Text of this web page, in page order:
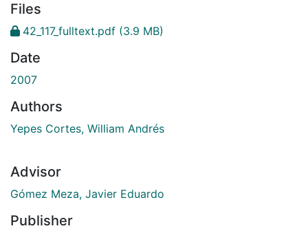
Files
42_117_fulltext.pdf (3.9 MB)
Date
2007
Authors
Yepes Cortes, William Andrés
Advisor
Gómez Meza, Javier Eduardo
Publisher